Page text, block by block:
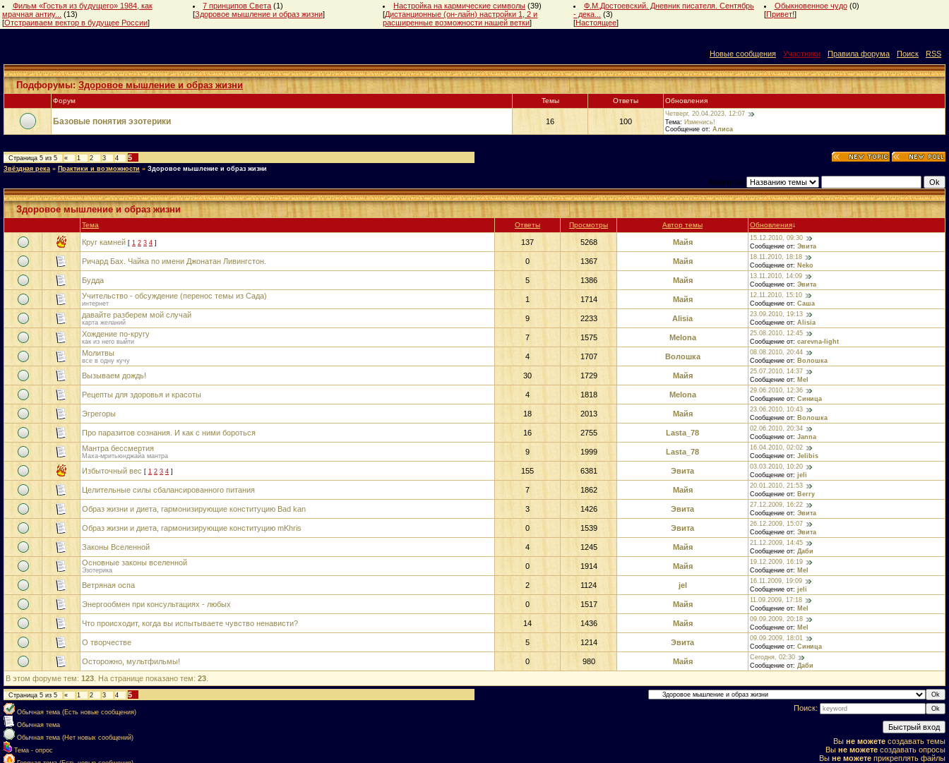
Фильм «Гостья из будущего» 1984, как
мрачная антиу...
(13)
[Отстраиваем вектор в будущее России]
7 принципов Света (1)
[Здоровое мышление и образ жизни]
Настройка на кармические символы (39)
[Дистанционные (он-лайн) настройки 1, 2 и
расширенные возможности нашей ветки]
Ф.М.Достоевский. Дневник писателя. Сентябрь
- дека...
(3)
[Настоящее]
Обыкновенное чудо (0)
[Привет!]
[ Новые сообщения · Участники · Правила форума · Поиск · RSS ]
Подфорумы: Здоровое мышление и образ жизни
Форум Темы Ответы Обновления
Базовые понятия эзотерики 16 100
Четверг, 20.04.2023, 12:07
Тема: Изменись!
Сообщение от: Алиса
Страница 5 из 5 « 1 2 3 4 5
Звёздная река » Практики и возможности » Здоровое мышление и образ жизни
Фильтр по:
Здоровое мышление и образ жизни
Тема Ответы Просмотры Автор темы Обновления↓
Круг камней [ 1 2 3 4 ] 137 5268 Майя
15.12.2010, 09:30
Сообщение от: Эвита
Ричард Бах. Чайка по имени Джонатан Ливингстон. 0 1367 Майя
18.11.2010, 18:18
Сообщение от: Neko
Будда 5 1386 Майя
13.11.2010, 14:09
Сообщение от: Эвита
Учительство - обсуждение (перенос темы из Сада)
интернет 1 1714 Майя
12.11.2010, 15:10
Сообщение от: Саша
давайте разберем мой случай
карта желаний 9 2233 Alisia
23.09.2010, 19:13
Сообщение от: Alisia
Хождение по-кругу
как из него выйти 7 1575 Melona
25.08.2010, 12:45
Сообщение от: carevna-light
Молитвы
все в одну кучу 4 1707 Вoлошка
08.08.2010, 20:44
Сообщение от: Волошка
Вызываем дождь! 30 1729 Майя
25.07.2010, 14:37
Сообщение от: Mel
Рецепты для здоровья и красоты 4 1818 Melona
29.06.2010, 12:36
Сообщение от: Синица
Эгрегоры 18 2013 Майя
23.06.2010, 10:43
Сообщение от: Волошка
Про паразитов сознания. И как с ними бороться 16 2755 Lasta_78
02.06.2010, 20:34
Сообщение от: Janna
Мантра бессмертия
Маха-мритьюнджайа мантра 9 1999 Lasta_78
16.04.2010, 02:02
Сообщение от: Jelibis
Избыточный вес [ 1 2 3 4 ] 155 6381 Эвита
03.03.2010, 10:20
Сообщение от: jeli
Целительные силы сбалансированного питания 7 1862 Майя
20.01.2010, 21:53
Сообщение от: Berry
Образ жизни и диета, гармонизирующие конституцию Bad kan 3 1426 Эвита
27.12.2009, 16:22
Сообщение от: Эвита
Образ жизни и диета, гармонизирующие конституцию mKhris 0 1539 Эвита
26.12.2009, 15:07
Сообщение от: Эвита
Законы Вселенной 4 1245 Майя
21.12.2009, 14:45
Сообщение от: Даби
Основные законы вселенной
Эзотерика 0 1914 Майя
19.12.2009, 16:19
Сообщение от: Mel
Ветряная оспа 2 1124 jel
16.11.2009, 19:09
Сообщение от: jeli
Энергообмен при консультациях - любых 0 1517 Майя
11.09.2009, 17:18
Сообщение от: Mel
Что происходит, когда вы испытываете чувство ненависти? 14 1436 Майя
09.09.2009, 20:18
Сообщение от: Mel
О творчестве 5 1214 Эвита
09.09.2009, 18:01
Сообщение от: Синица
Осторожно, мультфильмы! 0 980 Майя
Сегодня, 02:30
Сообщение от: Даби
В этом форуме тем: 123 . На странице показано тем: 23
Страница 5 из 5 « 1 2 3 4 5
Обычная тема (Есть новые сообщения)
Обычная тема
Обычная тема (Нет новых сообщений)
Тема - опрос
Поиск:
Вы не можете создавать темы
Вы не можете создавать опросы
Вы не можете прикреплять файлы